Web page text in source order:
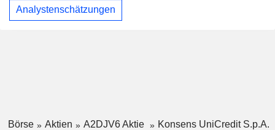
Analystenschätzungen
Börse Aktien A2DJV6 Aktie Konsens UniCredit S.p.A.